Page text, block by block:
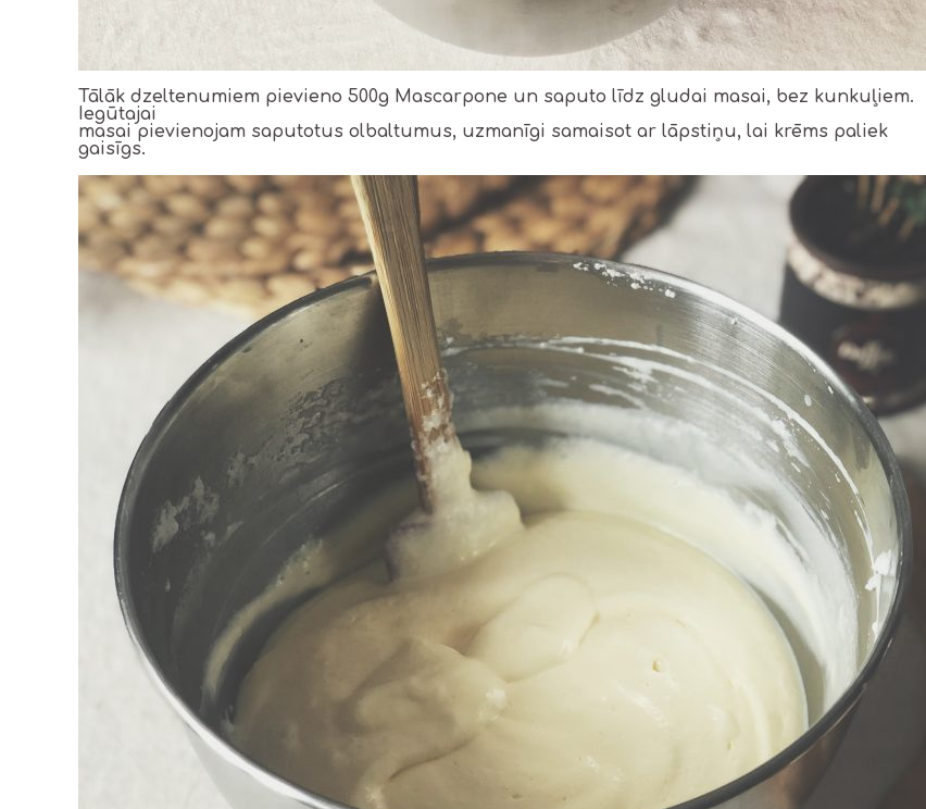
Tālāk dzeltenumiem pievieno 500g Mascarpone un saputo līdz gludai masai, bez kunkuļiem.
Iegūtajai
masai pievienojam saputotus olbaltumus, uzmanīgi samaisot ar lāpstiņu, lai krēms paliek
gaisīgs.